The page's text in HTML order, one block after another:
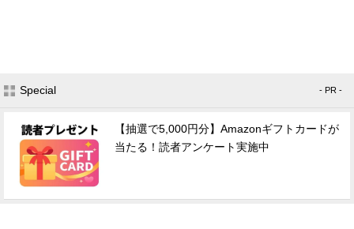
Special - PR -
【抽選で5,000円分】Amazonギフトカードが
当たる！読者アンケート実施中